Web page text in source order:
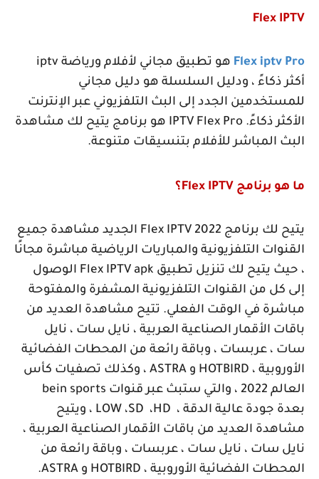
Flex IPTV
Flex iptv Pro هو تطبيق مجاني لأفلام ورياضة iptv
أكثر ذكاءً ، ودليل السلسلة هو دليل مجاني
للمستخدمين الجدد إلى البث التلفزيوني عبر الإنترنت
الأكثر ذكاءً. IPTV Flex Pro هو برنامج يتيح لك مشاهدة
البث المباشر للأفلام بتنسيقات متنوعة.
ما هو برنامج Flex IPTV؟
يتيح لك برنامج Flex IPTV 2022 الجديد مشاهدة جميع
القنوات التلفزيونية والمباريات الرياضية مباشرة مجانًا
، حيث يتيح لك تنزيل تطبيق Flex IPTV apk الوصول
إلى كل من القنوات التلفزيونية المشفرة والمفتوحة
مباشرة في الوقت الفعلي. تتيح مشاهدة العديد من
باقات الأقمار الصناعية العربية ، نايل سات ، نايل
سات ، عربسات ، وباقة رائعة من المحطات الفضائية
الأوروبية ، HOTBIRD و ASTRA ، وكذلك تصفيات كأس
العالم 2022 ، والتي ستبث عبر قنوات
bein sports
بعدة جودة عالية الدقة ، HD، SD، LOW ، ويتيح
مشاهدة العديد من باقات الأقمار الصناعية العربية ،
نايل سات ، نايل سات ، عربسات ، وباقة رائعة من
المحطات الفضائية الأوروبية ، HOTBIRD و ASTRA
.